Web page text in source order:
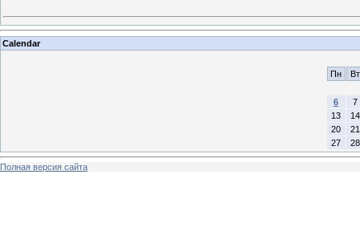
Calendar
Пн Вт
6
7
13
14
20
21
27
28
Полная версия сайта